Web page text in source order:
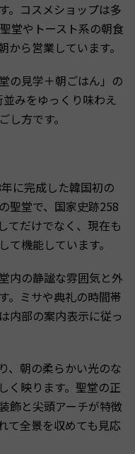
。コスメショップは多
堂やトースト系の朝食
ら営業しています。
の見学＋朝ごはん」の
みをゆっくり味わえ
方です。
に完成した韓国初の
聖堂で、国家史跡258
てだけでなく、現在も
機能しています。
内の静謐な雰囲気と外
。ミサや典礼の時間帯
内部の案内表示に従っ
、朝の柔らかい光のな
く映ります。聖堂の正
飾と尖頭アーチが特徴
て全景を収めても見応